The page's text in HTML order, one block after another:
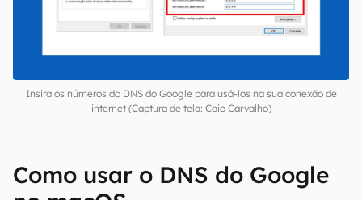
Insira os números do DNS do Google para usá-los na sua conexão de
internet (Captura de tela: Caio Carvalho)
Como usar o DNS do Google